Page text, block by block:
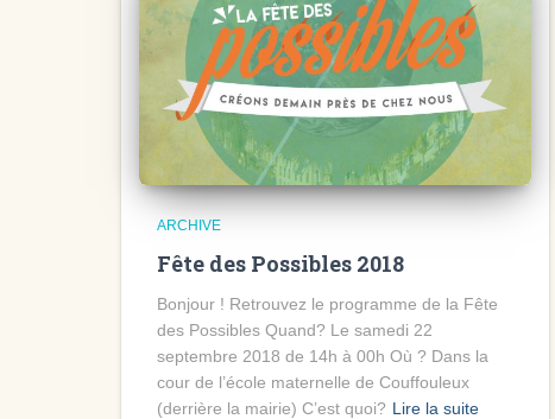
ARCHIVE
Fête des Possibles 2018
Bonjour ! Retrouvez le programme de la Fête
des Possibles Quand? Le samedi 22
septembre 2018 de 14h à 00h Où ? Dans la
cour de l’école maternelle de Couffouleux
(derrière la mairie) C’est quoi? Lire la suite